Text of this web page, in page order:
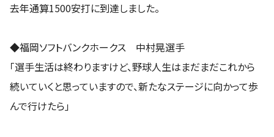
去年通算1500安打に到達しました。
◆福岡ソフトバンクホークス 中村晃選手
「選手生活は終わりますけど、野球人生はまだまだこれから
続いていくと思っていますので、新たなステージに向かって歩
んで行けたら」